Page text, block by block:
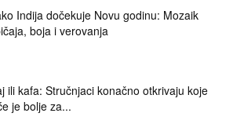
Indija dočekuje Novu godinu: Mozaik
boja i verovanja
ili kafa: Stručnjaci konačno otkrivaju koje
je bolje za...